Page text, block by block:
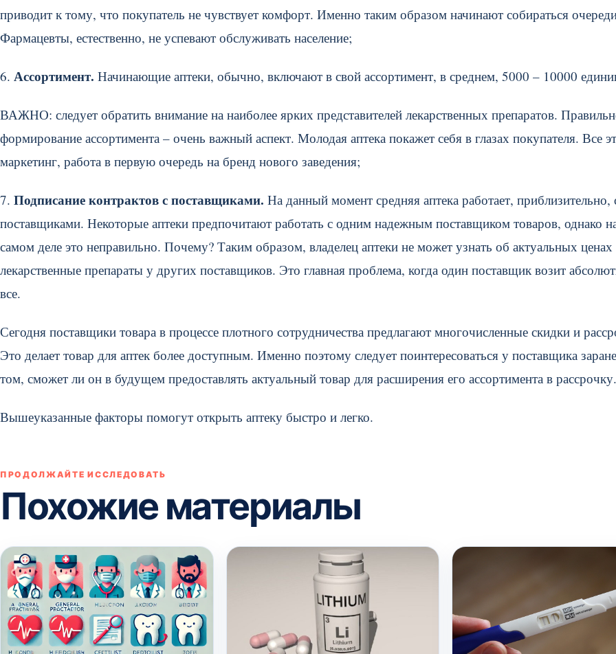
приводит к тому, что покупатель не чувствует комфорт. Именно таким образом начинают собираться
Фармацевты, естественно, не успевают обслуживать население;
6. Ассортимент. Начинающие аптеки, обычно, включают в свой ассортимент, в среднем, 5000 – 10000
ВАЖНО: следует обратить внимание на наиболее ярких представителей лекарственных препаратов.
формирование ассортимента – очень важный аспект. Молодая аптека покажет себя в глазах покупателя. Все
маркетинг, работа в первую очередь на бренд нового заведения;
7. Подписание контрактов с поставщиками. На данный момент средняя аптека работает, приблизительно,
поставщиками. Некоторые аптеки предпочитают работать с одним надежным поставщиком товаров, однако
самом деле это неправильно. Почему? Таким образом, владелец аптеки не может узнать об актуальных ценах
лекарственные препараты у других поставщиков. Это главная проблема, когда один поставщик возит
все.
Сегодня поставщики товара в процессе плотного сотрудничества предлагают многочисленные скидки и
Это делает товар для аптек более доступным. Именно поэтому следует поинтересоваться у поставщика
том, сможет ли он в будущем предоставлять актуальный товар для расширения его ассортимента в рассрочку.
Вышеуказанные факторы помогут открыть аптеку быстро и легко.
ПРОДОЛЖАЙТЕ ИССЛЕДОВАТЬ
Похожие материалы